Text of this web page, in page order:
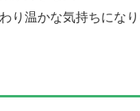
り温かな気持ちになり